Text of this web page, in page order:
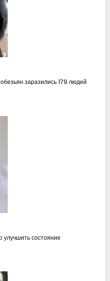
заразились 179 людей
улучшить состояние